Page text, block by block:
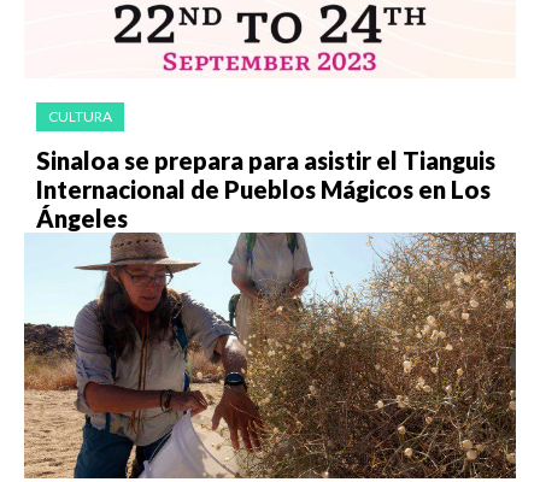
CULTURA
Sinaloa se prepara para asistir el Tianguis
Internacional de Pueblos Mágicos en Los
Ángeles